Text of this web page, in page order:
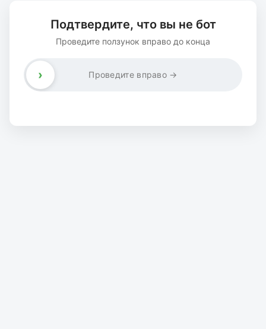
Подтвердите, что вы не бот
Проведите ползунок вправо до конца
Проведите вправо →
›